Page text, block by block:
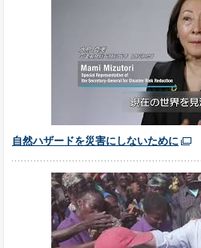
自然ハザードを災害にしないために